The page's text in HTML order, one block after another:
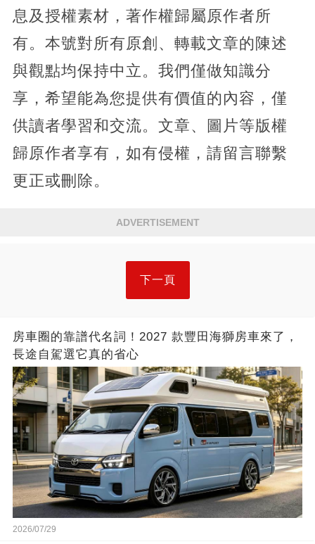
息及授權素材，著作權歸屬原作者所
有。本號對所有原創、轉載文章的陳述
與觀點均保持中立。我們僅做知識分
享，希望能為您提供有價值的內容，僅
供讀者學習和交流。文章、圖片等版權
歸原作者享有，如有侵權，請留言聯繫
更正或刪除。
ADVERTISEMENT
下一頁
房車圈的靠譜代名詞！2027 款豐田海獅房車來了，
長途自駕選它真的省心
2026/07/29